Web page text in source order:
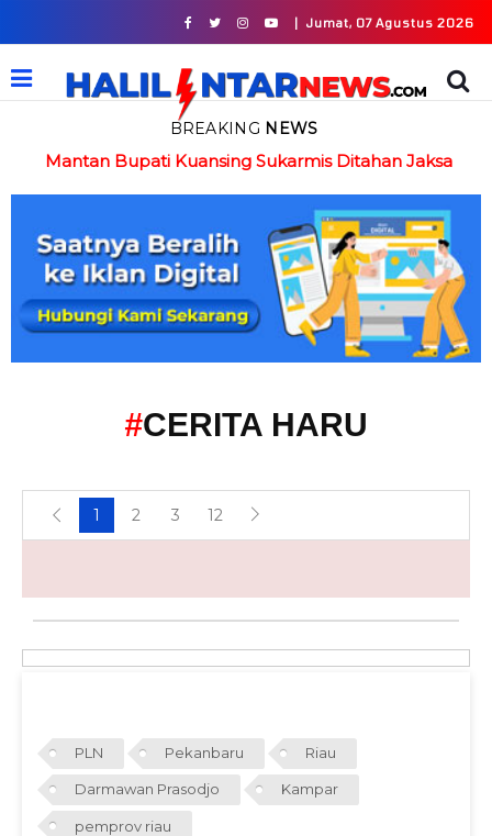
| Jumat, 07 Agustus 2026
BREAKING NEWS
Mantan Bupati Kuansing Sukarmis Ditahan Jaksa
#CERITA HARU
1 2 3 12
PLN Pekanbaru Riau
Darmawan Prasodjo Kampar
pemprov riau